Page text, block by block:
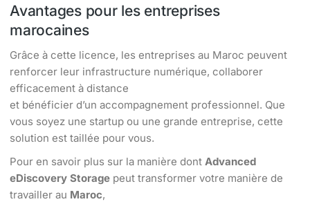
Avantages pour les entreprises
marocaines
Grâce à cette licence, les entreprises au Maroc peuvent
renforcer leur infrastructure numérique, collaborer
efficacement à distance
et bénéficier d’un accompagnement professionnel. Que
vous soyez une startup ou une grande entreprise, cette
solution est taillée pour vous.
Pour en savoir plus sur la manière dont Advanced
eDiscovery Storage peut transformer votre manière de
travailler au Maroc,